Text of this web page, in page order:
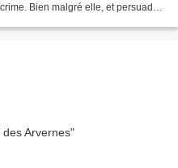
Bien malgré elle, et persuadée